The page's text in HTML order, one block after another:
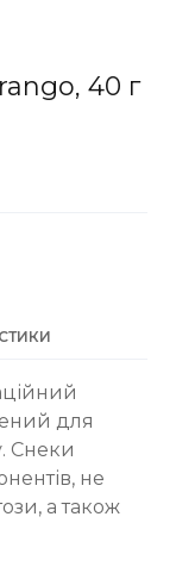
40 г
для
Снеки
не
а також